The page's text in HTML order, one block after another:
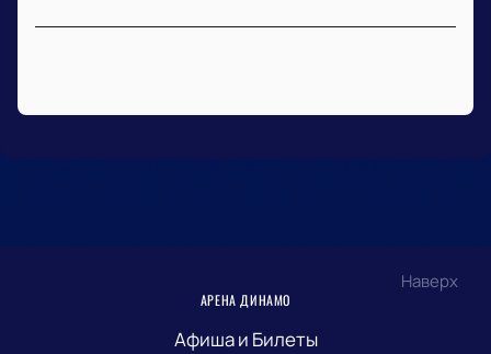
Наверх
АРЕНА ДИНАМО
Афиша и Билеты